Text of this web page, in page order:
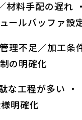
材料手配の遅れ ・
ルバッファ設
理不足／加工条
明確化
な工程が多い ・
明確化